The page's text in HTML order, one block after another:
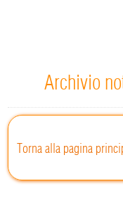
Archivio
Torna alla pagina